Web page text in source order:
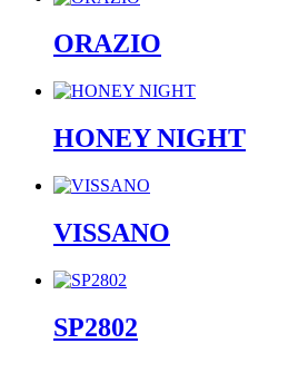
ORAZIO
HONEY NIGHT
VISSANO
SP2802